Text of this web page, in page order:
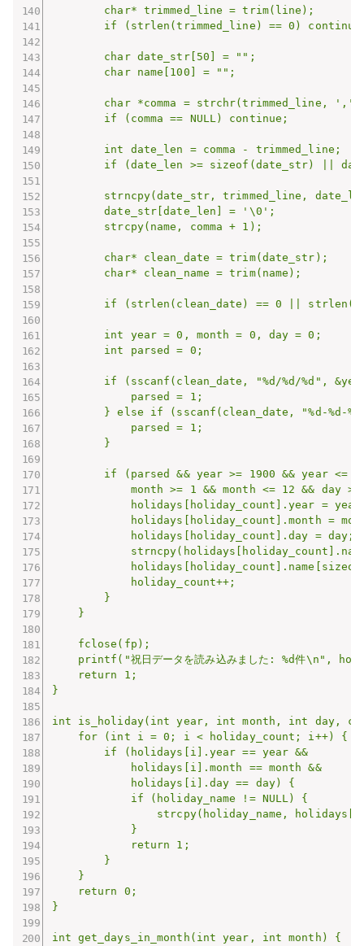
        char* trimmed_line = trim(line);
if (strlen(trimmed_line) == 0)
        char date_str[50] = "";
        char name[100] = "";
char *comma = strchr(trimmed_line,
        if (comma == NULL) continue;
        int date_len = comma - trimmed_line;
if (date_len >= sizeof(date_str) ||
strncpy(date_str, trimmed_line,
        date_str[date_len] = '\0';
        strcpy(name, comma + 1);
        char* clean_date = trim(date_str);
        char* clean_name = trim(name);
if (strlen(clean_date) == 0 ||
        int year = 0, month = 0, day = 0;
        int parsed = 0;
if (sscanf(clean_date, "%d/%d/%d",
            parsed = 1;
} else if (sscanf(clean_date, "%d-%d-
            parsed = 1;
        }
if (parsed && year >= 1900 && year <=
month >= 1 && month <= 12 && day
holidays[holiday_count].year =
holidays[holiday_count].month =
            holidays[holiday_count].day = day;
            holiday_count++;
        }
    }
    fclose(fp);
printf("祝日データを読み込みました: %d件\n",
    return 1;
}
int is_holiday(int year, int month, int day,
    for (int i = 0; i < holiday_count; i++) {
        if (holidays[i].year == year &&
            holidays[i].month == month &&
            holidays[i].day == day) {
            if (holiday_name != NULL) {
strcpy(holiday_name,
            }
            return 1;
        }
    }
    return 0;
}
int get_days_in_month(int year, int month) {